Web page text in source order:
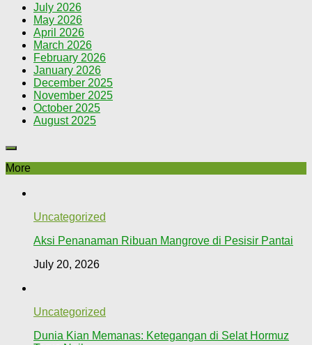
July 2026
May 2026
April 2026
March 2026
February 2026
January 2026
December 2025
November 2025
October 2025
August 2025
More
Uncategorized
Aksi Penanaman Ribuan Mangrove di Pesisir Pantai
July 20, 2026
Uncategorized
Dunia Kian Memanas: Ketegangan di Selat Hormuz